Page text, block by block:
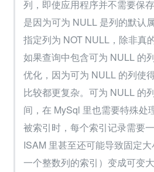
列，即使应用程序并不需要保
是因为可为 NULL 是列的默认
指定列为 NOT NULL，除非真
如果查询中包含可为 NULL 的
优化，因为可为 NULL 的列使
比较都更复杂。可为 NULL 的
间，在 MySql 里也需要特殊处
被索引时，每个索引记录需要
ISAM 里甚至还可能导致固定
一个整数列的索引）变成可变